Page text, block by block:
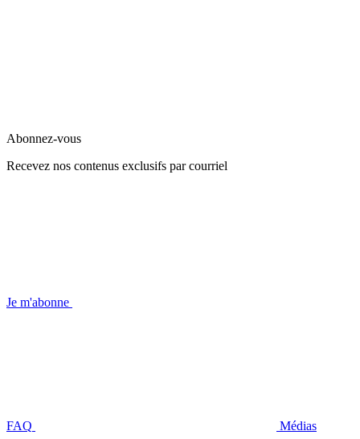
Abonnez-vous
Recevez nos contenus exclusifs par courriel
Je m'abonne
FAQ Médias